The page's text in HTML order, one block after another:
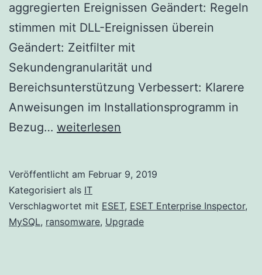
aggregierten Ereignissen Geändert: Regeln
stimmen mit DLL-Ereignissen überein
Geändert: Zeitfilter mit
Sekundengranularität und
Bereichsunterstützung Verbessert: Klarere
Anweisungen im Installationsprogramm in
Bezug… ESET
Version
1.2.892.0
wurde
weiterlesen
Veröffentlicht am Februar 9, 2019
Kategorisiert als IT
Verschlagwortet mit ESET, ESET Enterprise Inspector,
MySQL, ransomware, Upgrade